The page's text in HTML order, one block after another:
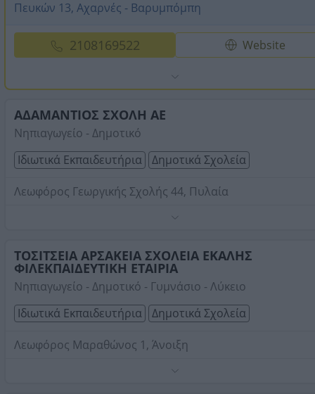
Πευκών 13, Αχαρνές - Βαρυμπόμπη
2108169522 Website
ΑΔΑΜΑΝΤΙΟΣ ΣΧΟΛΗ ΑΕ
Νηπιαγωγείο - Δημοτικό
Ιδιωτικά Εκπαιδευτήρια
Δημοτικά Σχολεία
Λεωφόρος Γεωργικής Σχολής 44, Πυλαία
ΤΟΣΙΤΣΕΙΑ ΑΡΣΑΚΕΙΑ ΣΧΟΛΕΙΑ ΕΚΑΛΗΣ
ΦΙΛΕΚΠΑΙΔΕΥΤΙΚΗ ΕΤΑΙΡΙΑ
Νηπιαγωγείο - Δημοτικό - Γυμνάσιο - Λύκειο
Ιδιωτικά Εκπαιδευτήρια
Δημοτικά Σχολεία
Λεωφόρος Μαραθώνος 1, Άνοιξη